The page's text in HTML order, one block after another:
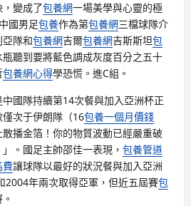
變成了包養網一場美學與心靈的極
國男足包養作為第包養網三檔球隊介
隊和包養網吉爾包養網吉斯斯坦包
瓶聽到要將藍色調成灰度百分之五十
包養網心得學恐慌。進C組。
中國隊持續第14次餐與加入亞洲杯正
僅次于伊朗隊（16包養一個月價錢
播金箔！你的物質波動已經嚴重破
。國足主帥邵佳一表現， 包養管道
費讓球隊以最好的狀況餐與加入亞洲
2004年兩次取得亞軍，但近五屆賽包